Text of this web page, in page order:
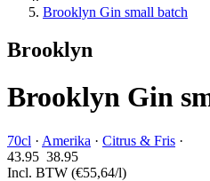
Brooklyn Gin small batch
Brooklyn
Brooklyn Gin
70cl · Amerika · Citrus & Fris ·
43.95 38.95
Incl. BTW (€55,64/l)